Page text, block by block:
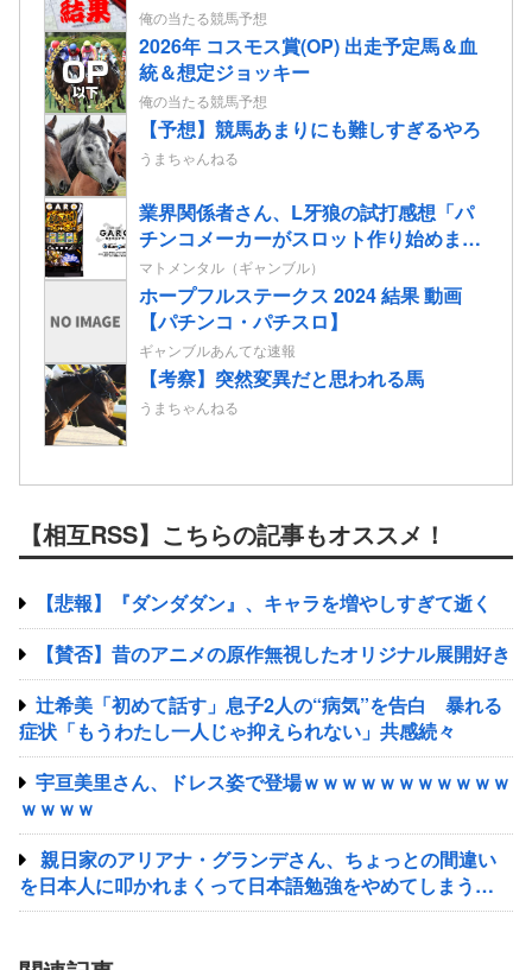
俺の当たる競馬予想
2026年 コスモス賞(OP) 出走予定馬＆血
統＆想定ジョッキー
俺の当たる競馬予想
【予想】競馬あまりにも難しすぎるやろ
うまちゃんねる
業界関係者さん、L牙狼の試打感想「パ
チンコメーカーがスロット作り始めまし
たって感じが全開の印象」
マトメンタル（ギャンブル）
ホープフルステークス 2024 結果 動画
【パチンコ・パチスロ】
ギャンブルあんてな速報
【考察】突然変異だと思われる馬
うまちゃんねる
【相互RSS】こちらの記事もオススメ！
【悲報】『ダンダダン』、キャラを増やしすぎて逝く
【賛否】昔のアニメの原作無視したオリジナル展開好き
辻希美「初めて話す」息子2人の“病気”を告白 暴れる
症状「もうわたし一人じゃ抑えられない」共感続々
宇亘美里さん、ドレス姿で登場ｗｗｗｗｗｗｗｗｗｗｗ
ｗｗｗｗ
親日家のアリアナ・グランデさん、ちょっとの間違い
を日本人に叩かれまくって日本語勉強をやめてしまう…